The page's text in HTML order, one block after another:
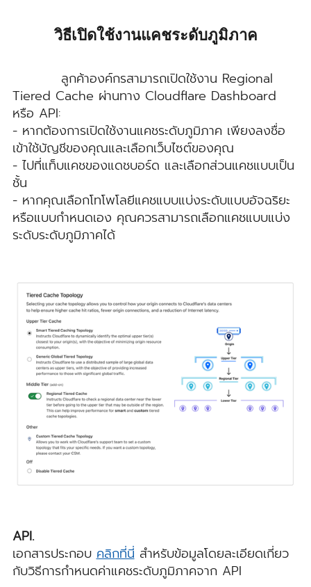
วิธีเปิดใช้งานแคชระดับภูมิภาค
ลูกค้าองค์กรสามารถเปิดใช้งาน Regional
Tiered Cache ผ่านทาง Cloudflare Dashboard
หรือ API:
- หากต้องการเปิดใช้งานแคชระดับภูมิภาค เพียงลงชื่อ
เข้าใช้บัญชีของคุณและเลือกเว็บไซต์ของคุณ
- ไปที่แท็บแคชของแดชบอร์ด และเลือกส่วนแคชแบบเป็น
ชั้น
- หากคุณเลือกโทโพโลยีแคชแบบแบ่งระดับแบบอัจฉริยะ
หรือแบบกำหนดเอง คุณควรสามารถเลือกแคชแบบแบ่ง
ระดับระดับภูมิภาคได้
API.
เอกสารประกอบคลิกที่นี่สำหรับข้อมูลโดยละเอียดเกี่ยว
กับวิธีการกำหนดค่าแคชระดับภูมิภาคจาก API